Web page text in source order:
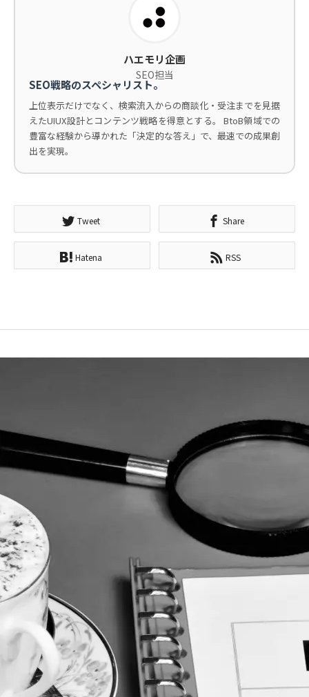
ハエモリ企画
SEO担当
SEO戦略のスペシャリスト。
上位表示だけでなく、検索流入からの商談化・受注までを見据
えたUIUX設計とコンテンツ戦略を得意とする。 BtoB領域での
豊富な経験から導かれた「決定的な答え」で、最速での成果創
出を実現。
Tweet Share
Hatena RSS